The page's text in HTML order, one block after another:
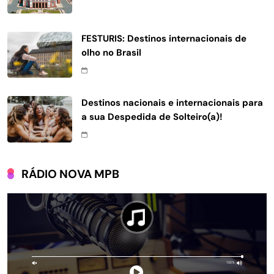
FESTURIS: Destinos internacionais de
olho no Brasil
Destinos nacionais e internacionais para
a sua Despedida de Solteiro(a)!
RÁDIO NOVA MPB